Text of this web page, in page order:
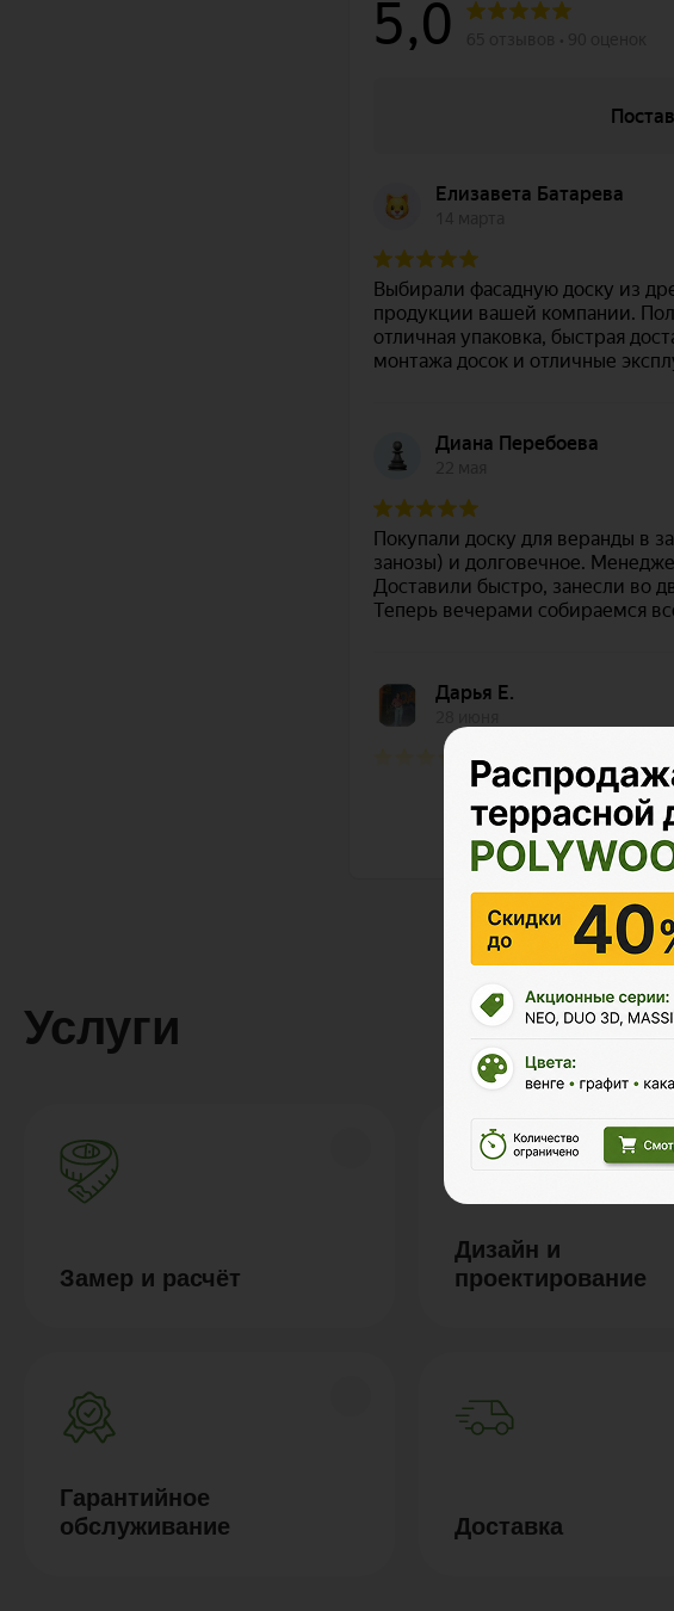
Услуги
Замер и расчёт
Дизайн и
проектирование
Гарантийное
обслуживание
Доставка